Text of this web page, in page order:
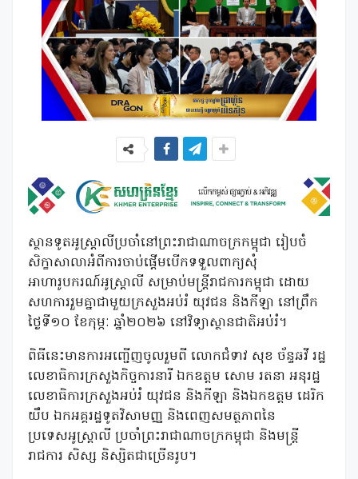
ស្ថានទូតអូស្ត្រាលីប្រចាំនៅព្រះរាជាណាចក្រកម្ពុជា រៀបចំ
សិក្ខាសាលាអំពីការចាប់ផ្តើមបើកទទួលពាក្យសុំ
អាហារូបករណ៍អូស្ត្រាលី សម្រាប់មន្ត្រីរាជការកម្ពុជា ដោយ
សហការរួមគ្នាជាមួយក្រសួងអប់រំ យុវជន និងកីឡា នៅព្រឹក
ថ្ងៃទី១០ ខែកុម្ភៈ ឆ្នាំ២០២៦ នៅវិទ្យាស្ថានជាតិអប់រំ។
ពិធីនេះមានការអញ្ជើញចូលរួមពី លោកជំទាវ សុខ ច័ន្ទឆវី រដ្ឋ
លេខាធិការក្រសួងកិច្ចការនារី ឯកឧត្តម សោម រតនា អនុរដ្ឋ
លេខាធិការក្រសួងអប់រំ យុវជន និងកីឡា និងឯកឧត្តម ដេរិក
យឹប ឯកអគ្គរដ្ឋទូតវិសាមញ្ញ និងពេញសមត្ថភាពនៃ
ប្រទេសអូស្ត្រាលី ប្រចាំព្រះរាជាណាចក្រកម្ពុជា និងមន្ត្រី
រាជការ សិស្ស និស្សិតជាច្រើនរូប។